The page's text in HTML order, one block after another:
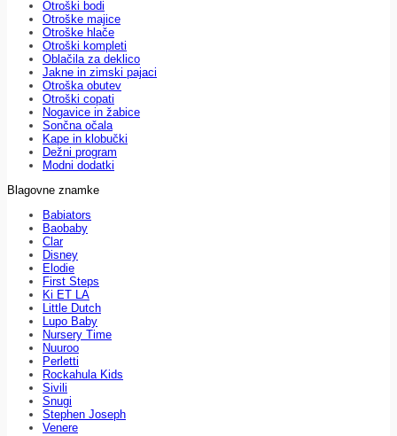
Otroški bodi
Otroške majice
Otroške hlače
Otroški kompleti
Oblačila za deklico
Jakne in zimski pajaci
Otroška obutev
Otroški copati
Nogavice in žabice
Sončna očala
Kape in klobučki
Dežni program
Modni dodatki
Blagovne znamke
Babiators
Baobaby
Clar
Disney
Elodie
First Steps
Ki ET LA
Little Dutch
Lupo Baby
Nursery Time
Nuuroo
Perletti
Rockahula Kids
Sivili
Snugi
Stephen Joseph
Venere